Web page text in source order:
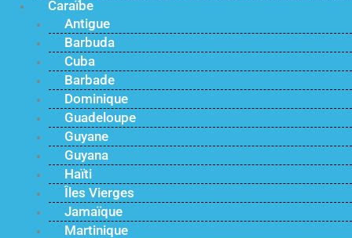
Caraïbe
Antigue
Barbuda
Cuba
Barbade
Dominique
Guadeloupe
Guyane
Guyana
Haïti
Îles Vierges
Jamaïque
Martinique